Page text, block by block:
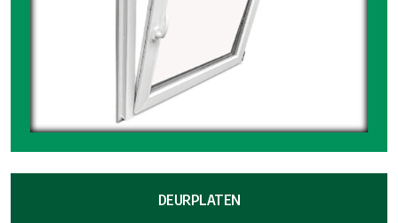
DEURPLATEN